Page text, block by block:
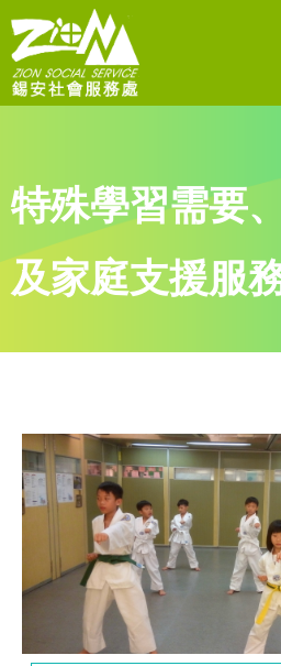
特殊學習需要
及家庭支援服